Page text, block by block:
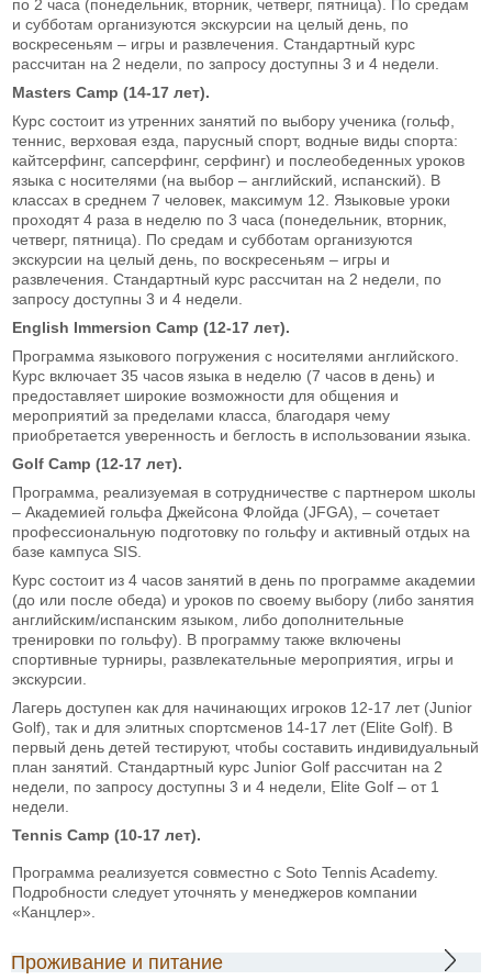
по 2 часа (понедельник, вторник, четверг, пятница). По средам
и субботам организуются экскурсии на целый день, по
воскресеньям – игры и развлечения. Стандартный курс
рассчитан на 2 недели, по запросу доступны 3 и 4 недели.
Masters Camp (14-17 лет).
Курс состоит из утренних занятий по выбору ученика (гольф,
теннис, верховая езда, парусный спорт, водные виды спорта:
кайтсерфинг, сапсерфинг, серфинг) и послеобеденных уроков
языка с носителями (на выбор – английский, испанский). В
классах в среднем 7 человек, максимум 12. Языковые уроки
проходят 4 раза в неделю по 3 часа (понедельник, вторник,
четверг, пятница). По средам и субботам организуются
экскурсии на целый день, по воскресеньям – игры и
развлечения. Стандартный курс рассчитан на 2 недели, по
запросу доступны 3 и 4 недели.
English Immersion Camp (12-17 лет).
Программа языкового погружения с носителями английского.
Курс включает 35 часов языка в неделю (7 часов в день) и
предоставляет широкие возможности для общения и
мероприятий за пределами класса, благодаря чему
приобретается уверенность и беглость в использовании языка.
Golf Camp (12-17 лет).
Программа, реализуемая в сотрудничестве с партнером школы
– Академией гольфа Джейсона Флойда (JFGA), – сочетает
профессиональную подготовку по гольфу и активный отдых на
базе кампуса SIS.
Курс состоит из 4 часов занятий в день по программе академии
(до или после обеда) и уроков по своему выбору (либо занятия
английским/испанским языком, либо дополнительные
тренировки по гольфу). В программу также включены
спортивные турниры, развлекательные мероприятия, игры и
экскурсии.
Лагерь доступен как для начинающих игроков 12-17 лет (Junior
Golf), так и для элитных спортсменов 14-17 лет (Elite Golf). В
первый день детей тестируют, чтобы составить индивидуальный
план занятий. Стандартный курс Junior Golf рассчитан на 2
недели, по запросу доступны 3 и 4 недели, Elite Golf – от 1
недели.
Tennis Camp (10-17 лет).
Программа реализуется совместно с Soto Tennis Academy.
Подробности следует уточнять у менеджеров компании
«Канцлер».
Проживание и питание